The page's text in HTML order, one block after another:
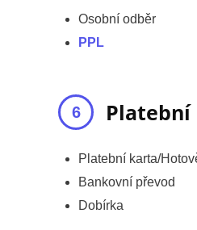
Osobní odběr
PPL
Platební
Platební karta/
Bankovní převod
Dobírka